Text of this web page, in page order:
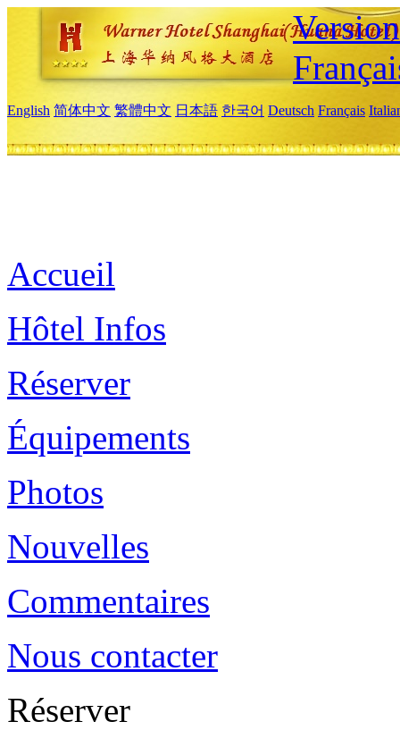
English 简体中文 繁體中文 日本語 한국어 Deutsch Français
Accueil
Hôtel Infos
Réserver
Équipements
Photos
Nouvelles
Commentaires
Nous contacter
Réserver